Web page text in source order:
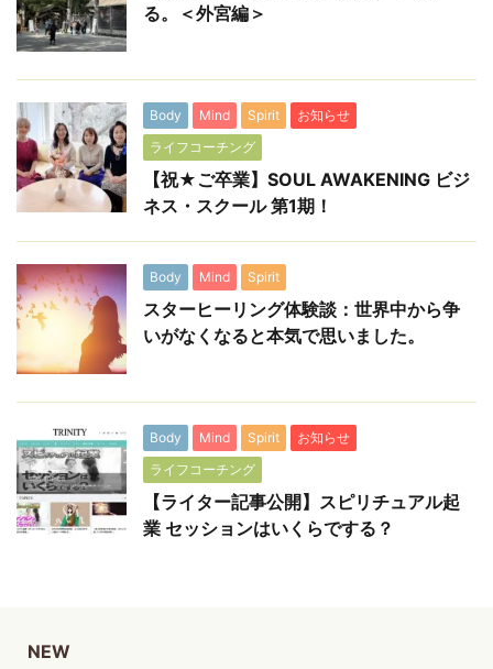
る。＜外宮編＞
Body Mind Spirit
お知らせ
ライフコーチング
【祝★ご卒業】SOUL AWAKENING ビジ
ネス・スクール 第1期！
Body Mind Spirit
スターヒーリング体験談：世界中から争
いがなくなると本気で思いました。
Body Mind Spirit
お知らせ
ライフコーチング
【ライター記事公開】スピリチュアル起
業 セッションはいくらでする？
NEW